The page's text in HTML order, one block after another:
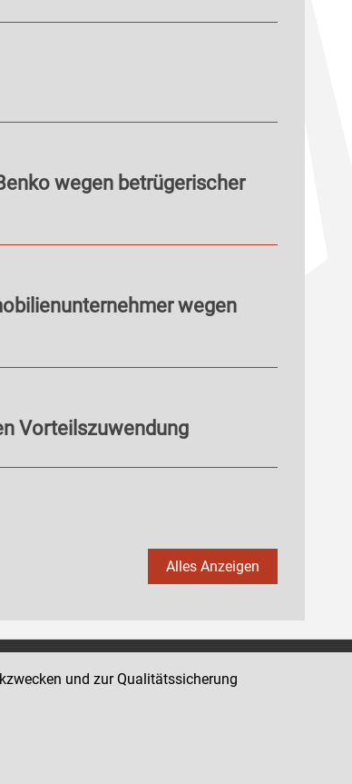
wegen betrügerischer
wegen
Vorteilszuwendung
Alles Anzeigen
und zur Qualitätssicherung